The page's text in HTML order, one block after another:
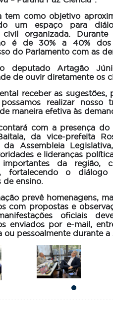
tem como objetivo
um espaço para
civil organizada.
é de 30% a 40% dos
do Parlamento com as
deputado Artagão
de ouvir diretamente os
receber as
realizar nosso
maneira efetiva às
com a presença
da vice-prefeita
da Assembleia
e lideranças
importantes da
fortalecendo o
de ensino.
prevê homenagens,
com propostas e
oficiais
enviados por e-mail,
ou pessoalmente durante a